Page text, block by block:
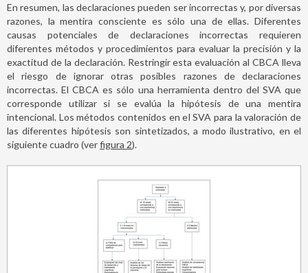
En resumen, las declaraciones pueden ser incorrectas y, por diversas
razones, la mentira consciente es sólo una de ellas. Diferentes
causas potenciales de declaraciones incorrectas requieren
diferentes métodos y procedimientos para evaluar la precisión y la
exactitud de la declaración. Restringir esta evaluación al CBCA lleva
el riesgo de ignorar otras posibles razones de declaraciones
incorrectas. El CBCA es sólo una herramienta dentro del SVA que
corresponde utilizar si se evalúa la hipótesis de una mentira
intencional. Los métodos contenidos en el SVA para la valoración de
las diferentes hipótesis son sintetizados, a modo ilustrativo, en el
siguiente cuadro (verfigura 2).